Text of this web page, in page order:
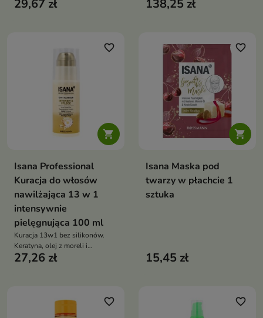
29,67 zł
dzień po dniu odżywiają,
138,25 zł

favorite_border
Isana Professional
Kuracja do włosów
nawilżająca 13 w 1
intensywnie
pielęgnująca 100 ml
Kuracja 13w1 bez silikonów.
Keratyna, olej z moreli i
stokrotka wzmacniają,
27,26 zł

favorite_border
Isana Maska pod
twarzy w płachcie 1
sztuka
15,45 zł
favorite_border favorite_border